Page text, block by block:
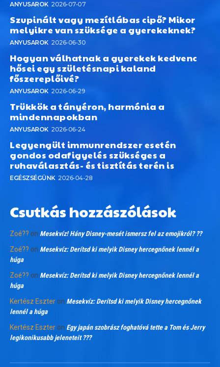
ANYUSAROK 2026-07-07
Szupinált vagy mezítlábas cipő? Mikor
melyikre van szüksége a gyerekeknek?
ANYUSAROK 2026-06-30
Hogyan válhatnak a gyerekek kedvenc
hősei egy születésnapi kaland
főszereplőivé?
ANYUSAROK 2026-06-29
Trükkök a tányéron, harmónia a
mindennapokban
ANYUSAROK 2026-06-24
Legyengült immunrendszer esetén
gondos odafigyelés szükséges a
ruhaválasztás- és tisztítás terén is
EGÉSZSÉGÜNK 2026-04-28
Csutkás hozzászólások
Zoé?? on Mesekvíz! Hány Disney-mesét ismersz fel az emojikról? ??
Zoé?? on Mesekvíz: Derítsd ki melyik Disney hercegnőnek lennél a
húga
Zoé?? on Mesekvíz: Derítsd ki melyik Disney hercegnőnek lennél a
húga
Kertész Eszter on Mesekvíz: Derítsd ki melyik Disney hercegnőnek
lennél a húga
Kertész Eszter on Egy japán szobrász foghatóvá tette a Tom és Jerry
legikonikusabb jeleneteit ???